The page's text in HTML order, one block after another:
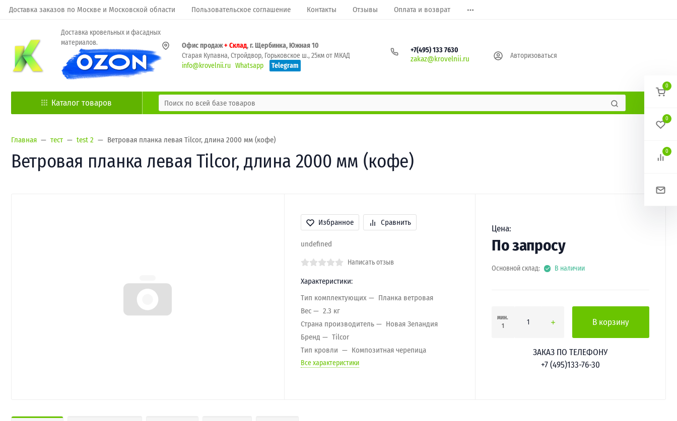
Доставка заказов по Москве и Московской области Пользовательское соглашение Контакты Отзывы Оплата и возврат
Доставка кровельных и фасадных
материалов.
Офис продаж+ Склад, г. Щербинка, Южная 10
Старая Купавна, Стройдвор, Горьковское ш., 25км от МКАД
info@krovelnii.ru Whatsapp Telegram
+7(495) 133 7630
zakaz@krovelnii.ru Авторизоваться
Каталог товаров
Главная тест test 2 Ветровая планка левая Tilcor, длина 2000 мм (кофе)
Ветровая планка левая Tilcor, длина 2000 мм (кофе)
Избранное Сравнить
undefined
Написать отзыв
Характеристики:
Тип комплектующих
Планка ветровая
Вес
2.3 кг
Страна производитель
Новая Зеландия
Бренд
Tilcor
Тип кровли
Композитная черепица
Все характеристики
Цена:
По запросу
Основной склад: В наличии
мин.
1
В корзину
ЗАКАЗ ПО ТЕЛЕФОНУ
+7 (495)133-76-30
0
0
0